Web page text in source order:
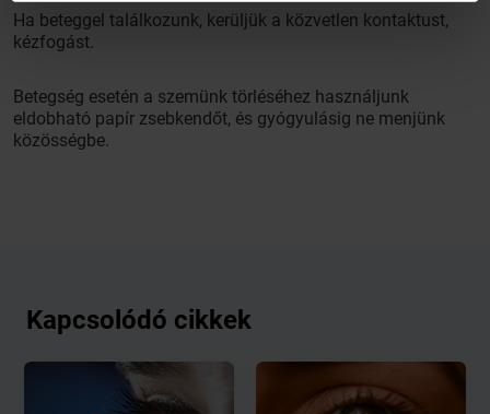
Ha beteggel találkozunk, kerüljük a közvetlen kontaktust,
kézfogást.
Betegség esetén a szemünk törléséhez használjunk
eldobható papír zsebkendőt, és gyógyulásig ne menjünk
közösségbe.
Kapcsolódó cikkek